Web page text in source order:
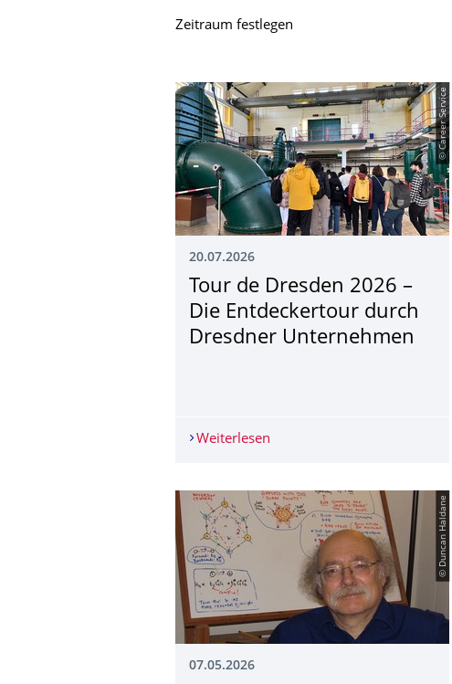
Zeitraum festlegen
© Career Service
20.07.2026
Tour de Dresden 2026 –
Die Entdeckertour durch
Dresdner Unternehmen
Weiterlesen Tour de Dresden 2026 –
© Duncan Haldane
07.05.2026